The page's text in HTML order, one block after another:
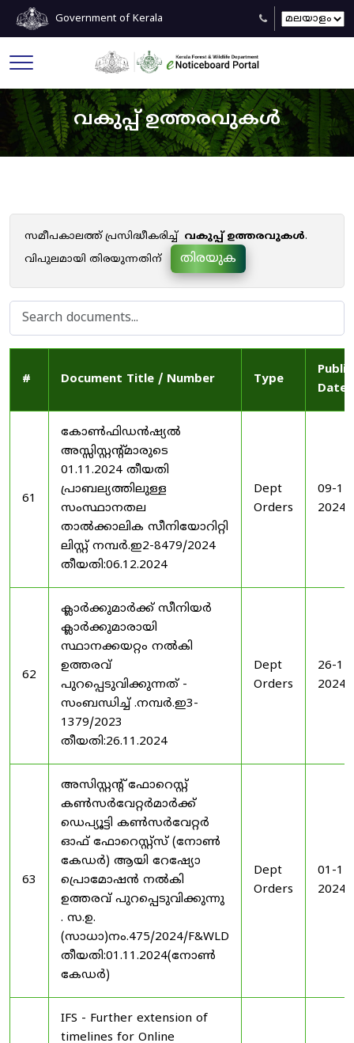
Government of Kerala
വകുപ്പ് ഉത്തരവുകൾ
സമീപകാലത്ത് പ്രസിദ്ധീകരിച്ച് വകുപ്പ് ഉത്തരവുകൾ.
വിപുലമായി തിരയുന്നതിന്
തിരയുക
# Document Title / Number Type
Date
61
കോൺഫിഡൻഷ്യൽ
അസ്സിസ്റ്റന്റ്മാരുടെ
01.11.2024 തീയതി
പ്രാബല്യത്തിലുള്ള
സംസ്ഥാനതല
താൽക്കാലിക സീനിയോറിറ്റി
ലിസ്റ്റ് നമ്പർ.ഇ2-8479/2024
തീയതി:06.12.2024
Dept
Orders
09-
2024
62
ക്ലാർക്കുമാർക്ക് സീനിയർ
ക്ലാർക്കുമാരായി
സ്ഥാനക്കയറ്റം നൽകി
ഉത്തരവ്
പുറപ്പെടുവിക്കുന്നത് -
സംബന്ധിച്ച് .നമ്പർ.ഇ3-
1379/2023
തീയതി:26.11.2024
Dept
Orders
26-
2024
63
അസിസ്റ്റന്റ് ഫോറെസ്റ്റ്
കൺസർവേറ്റർമാർക്ക്
ഡെപ്യൂട്ടി കൺസർവേറ്റർ
ഓഫ് ഫോറെസ്റ്റ്സ് (നോൺ
കേഡർ) ആയി റേഷ്യോ
പ്രൊമോഷൻ നൽകി
ഉത്തരവ് പുറപ്പെടുവിക്കുന്നു
. സ.ഉ.
(സാധാ)നം.475/2024/F&WLD
തീയതി:01.11.2024(നോൺ
കേഡർ)
Dept
Orders
01-
2024
IFS - Further extension of
timelines for Online